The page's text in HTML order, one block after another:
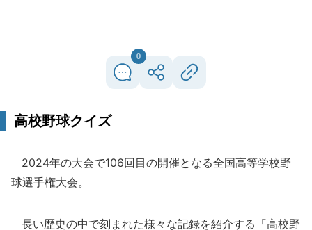
0
高校野球クイズ
2024年の大会で106回目の開催となる全国高等学校野
球選手権大会。
長い歴史の中で刻まれた様々な記録を紹介する「高校野